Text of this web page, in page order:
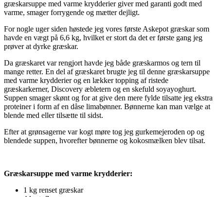
græskarsuppe med varme krydderier giver med garanti godt med
varme, smager forrygende og mætter dejligt.
For nogle uger siden høstede jeg vores første Askepot græskar som
havde en vægt på 6,6 kg, hvilket er stort da det er første gang jeg
prøver at dyrke græskar.
Da græskaret var rengjort havde jeg både græskarmos og tern til
mange retter. En del af græskaret brugte jeg til denne græskarsuppe
med varme krydderier og en lækker topping af ristede
græskarkerner, Discovery æbletern og en skefuld soyayoghurt.
Suppen smager skønt og for at give den mere fylde tilsatte jeg ekstra
proteiner i form af en dåse limabønner. Bønnerne kan man vælge at
blende med eller tilsætte til sidst.
Efter at grønsagerne var kogt møre tog jeg gurkemejeroden op og
blendede suppen, hvorefter bønnerne og kokosmælken blev tilsat.
Græskarsuppe med varme krydderier:
1 kg renset græskar